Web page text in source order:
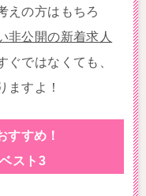
えの方はもちろ
非公開の新着求人
ぐではなくても、
ますよ！
すすめ！
スト3